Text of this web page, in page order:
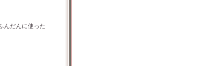
んだんに使った